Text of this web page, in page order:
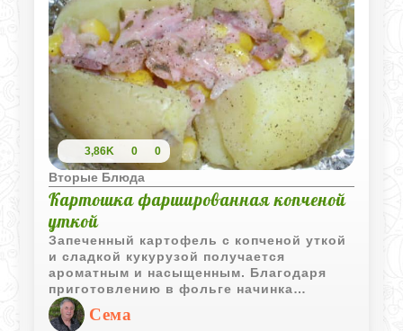
3,86K 0 0
Вторые Блюда
Картошка фаршированная копченой
уткой
Запеченный картофель с копченой уткой
и сладкой кукурузой получается
ароматным и насыщенным. Благодаря
приготовлению в фольге начинка
сохраняет сочность, а картофель
остается мягким и рассыпчатым.
Сема